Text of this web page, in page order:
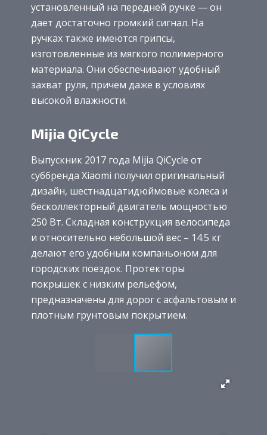
установленный на передней ручке — он
дает достаточно громкий сигнал. На
ручках также имеются грипсы,
изготовленные из мягкого полимерного
материала. Они обеспечивают удобный
захват руля, причем даже в условиях
высокой влажности.
Mijia QiCycle
Выпускник 2017 года Mijia QiCycle от
суббренда Xiaomi получил оригинальный
дизайн, шестнадцатидюймовые колеса и
бесколлекторный двигатель мощностью
250 Вт. Складная конструкция велосипеда
и относительно небольшой вес – 14.5 кг
делают его удобным компаньоном для
городских поездок. Протекторы
покрышек с низким рельефом,
предназначены для дорог с асфальтовым и
плотным грунтовым покрытием.